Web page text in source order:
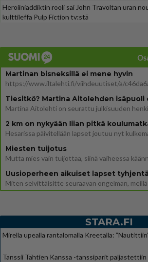
Heroiiniaddiktin rooli sai John Travoltan uran
kulttileffa Pulp Fiction tv:stä
Martinan bisneksillä ei mene hyvin
2 km on nykyään liian pitkä
Miesten tuijotus
STARA.FI
Mirella upealla rantalomalla Kreetalla:
Tanssii Tähtien Kanssa -tanssiparit paljastettiin